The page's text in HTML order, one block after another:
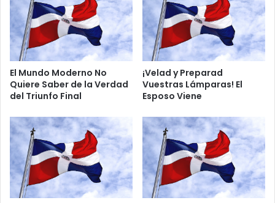
6
El Mundo Moderno No
Quiere Saber de la Verdad
del Triunfo Final
¡Velad y Preparad
Vuestras Lámparas! El
Esposo Viene